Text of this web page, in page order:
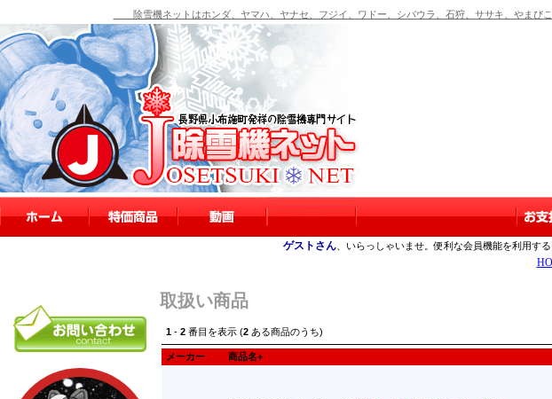
除雪機ネットはホンダ、ヤマハ、ヤナセ、フジイ、ワドー、シバウラ、石狩、ササキ、やまび
ゲストさん 、いらっしゃいませ。便利な会員機能を利用す
取扱い商品
1 - 2 番目を表示 (2 ある商品のうち)
メーカー 商品名+